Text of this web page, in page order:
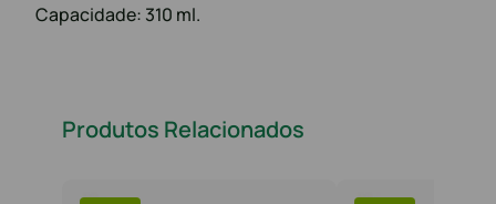
Capacidade: 310 ml.
Produtos Relacionados